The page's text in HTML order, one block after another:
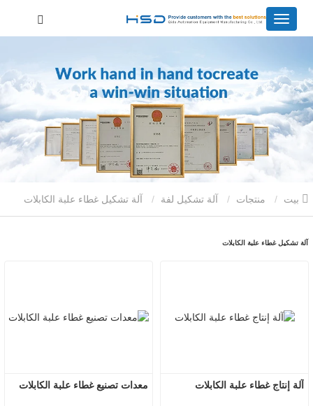
منتجات آلة تشكيل لفة
آلة تشكيل غطاء علبة الكابلات
معدات تصنيع غطاء علبة الكابلات آلة إنتاج غطاء علبة الكابلات